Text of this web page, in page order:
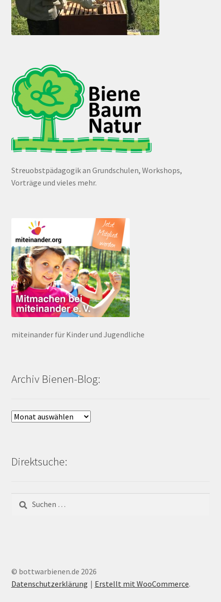
Streuobstpädagogik an Grundschulen, Workshops,
Vorträge und vieles mehr.
miteinander für Kinder und Jugendliche
Archiv Bienen-Blog:
Archiv
Direktsuche:
nach:
© bottwarbienen.de 2026
Datenschutzerklärung
Erstellt mit WooCommerce.